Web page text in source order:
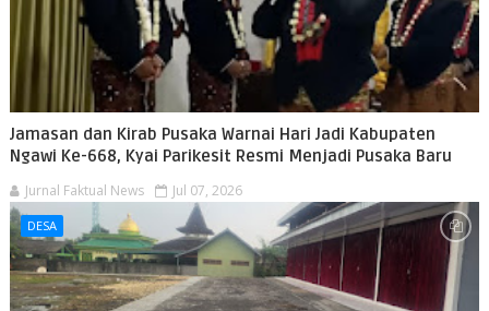
Jamasan dan Kirab Pusaka Warnai Hari Jadi Kabupaten
Ngawi Ke-668, Kyai Parikesit Resmi Menjadi Pusaka Baru
Jurnal Faktual News Jul 07, 2026
DESA